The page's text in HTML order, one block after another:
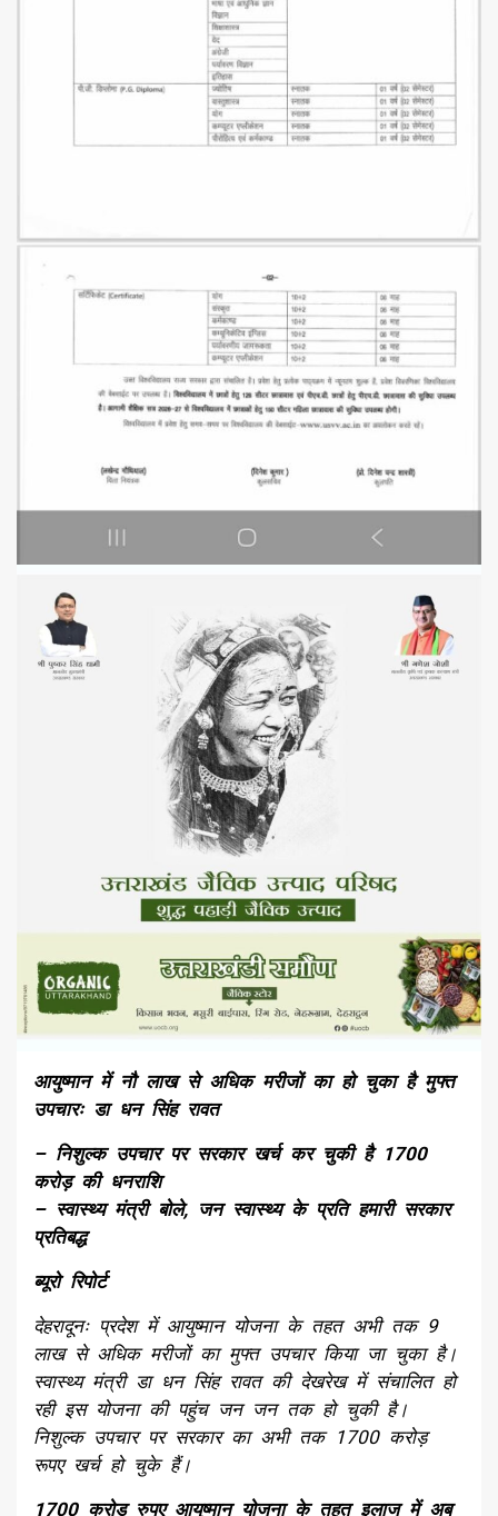
आयुष्मान में नौ लाख से अधिक मरीजों का हो चुका है मुफ्त
उपचारः डा धन सिंह रावत
– निशुल्क उपचार पर सरकार खर्च कर चुकी है 1700
करोड़ की धनराशि
– स्वास्थ्य मंत्री बोले, जन स्वास्थ्य के प्रति हमारी सरकार
प्रतिबद्ध
ब्यूरो रिपोर्ट
देहरादूनः प्रदेश में आयुष्मान योजना के तहत अभी तक 9
लाख से अधिक मरीजों का मुफ्त उपचार किया जा चुका है।
स्वास्थ्य मंत्री डा धन सिंह रावत की देखरेख में संचालित हो
रही इस योजना की पहुंच जन जन तक हो चुकी है।
निशुल्क उपचार पर सरकार का अभी तक 1700 करोड़
रूपए खर्च हो चुके हैं।
1700 करोड रुपए आयुष्मान योजना के तहत इलाज में अब